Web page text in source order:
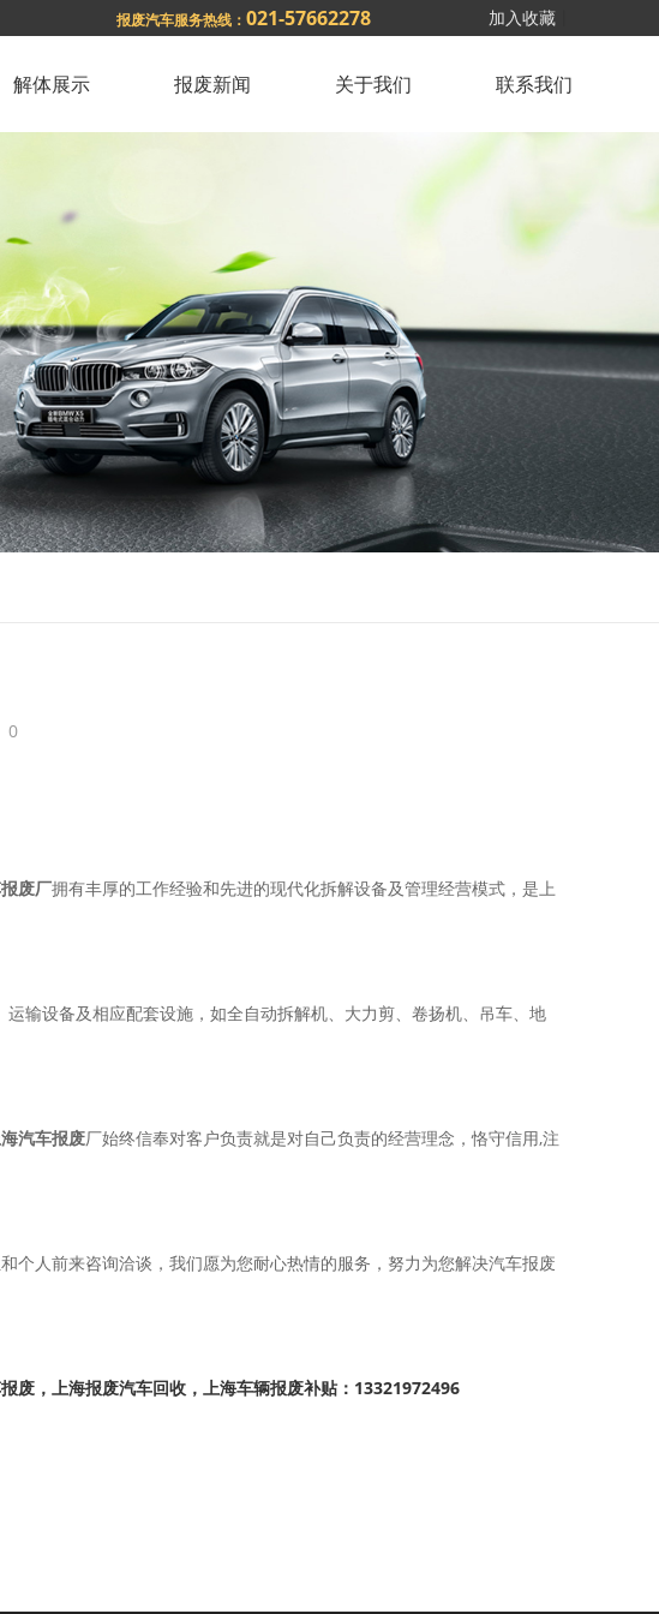
报废汽车服务热线： 021-57662278 加入收藏
解体展示 报废新闻 关于我们 联系我们
0
废厂拥有丰厚的工作经验和先进的现代化拆解设备及管理经营模式，是上
输设备及相应配套设施，如全自动拆解机、大力剪、卷扬机、吊车、地
汽车报废厂始终信奉对客户负责就是对自己负责的经营理念，恪守信用,注
个人前来咨询洽谈，我们愿为您耐心热情的服务，努力为您解决汽车报废
废，上海报废汽车回收，上海车辆报废补贴：13321972496